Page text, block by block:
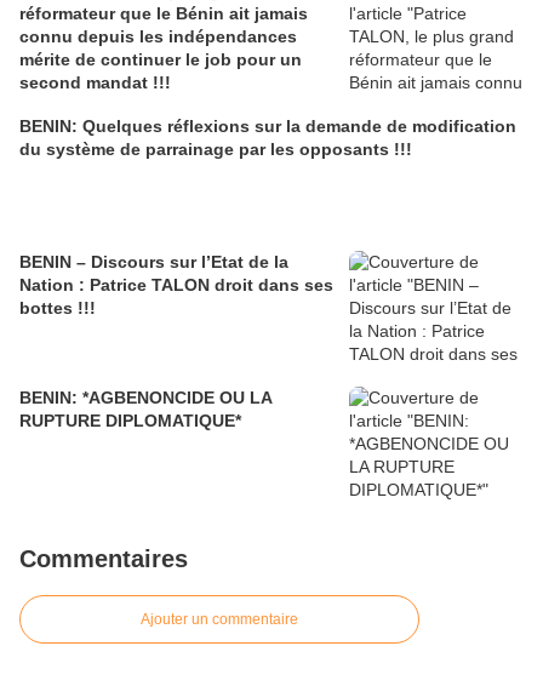
réformateur que le Bénin ait jamais
connu depuis les indépendances
mérite de continuer le job pour un
second mandat !!!
BENIN: Quelques réflexions sur la demande de modification
du système de parrainage par les opposants !!!
BENIN – Discours sur l’Etat de la
Nation : Patrice TALON droit dans ses
bottes !!!
BENIN: *AGBENONCIDE OU LA
RUPTURE DIPLOMATIQUE*
Commentaires
Ajouter un commentaire